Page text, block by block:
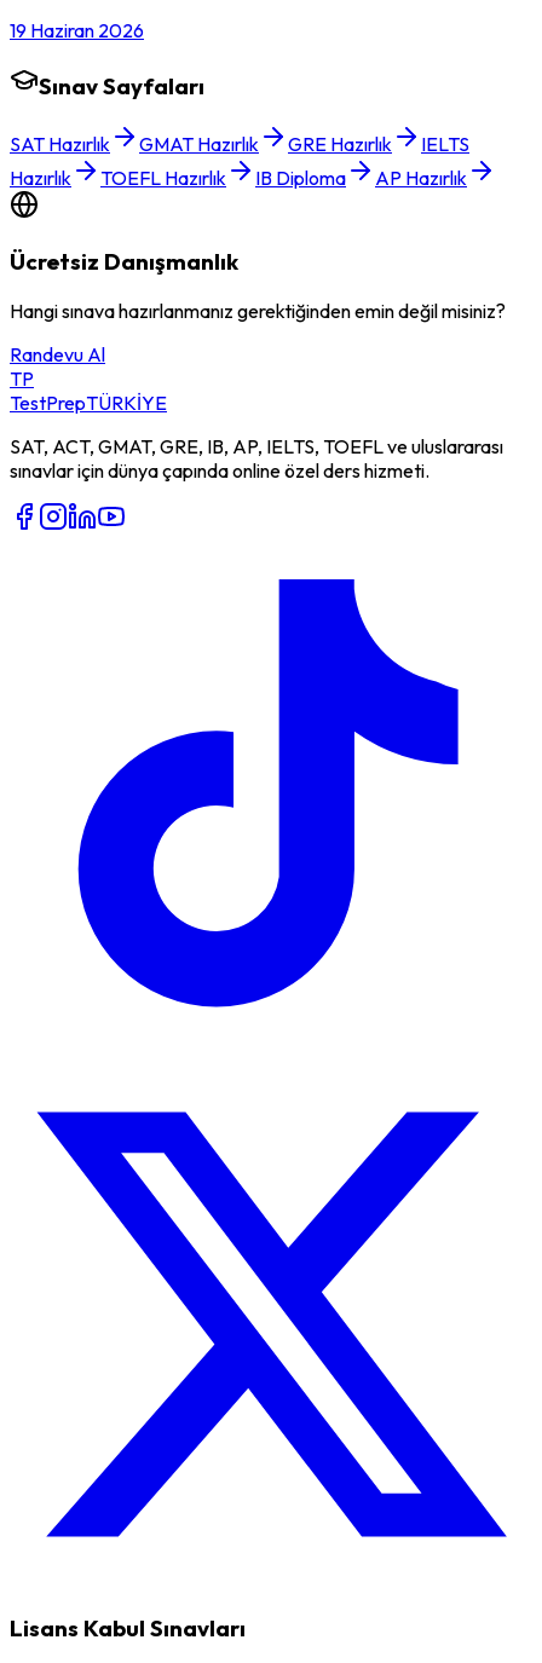
19 Haziran 2026
Sınav Sayfaları
SAT Hazırlık GMAT Hazırlık GRE Hazırlık
IELTS
Hazırlık
TOEFL Hazırlık IB Diploma AP Hazırlık
Ücretsiz Danışmanlık
Hangi sınava hazırlanmanız gerektiğinden emin değil misiniz?
Randevu Al
TP
TestPrepTÜRKİYE
SAT, ACT, GMAT, GRE, IB, AP, IELTS, TOEFL ve uluslararası
sınavlar için dünya çapında online özel ders hizmeti.
Lisans Kabul Sınavları